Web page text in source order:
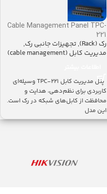
Cable Management Panel TPC-
221
رک (Rack) ,تجهیزات جانبی رک,
مدیریت کابل (cable management)
پنل مدیریت کابل TPC-221 وسیله‌ای
کاربردی برای نظم‌دهی، هدایت و
محافظت از کابل‌های شبکه در رک است.
این مدل